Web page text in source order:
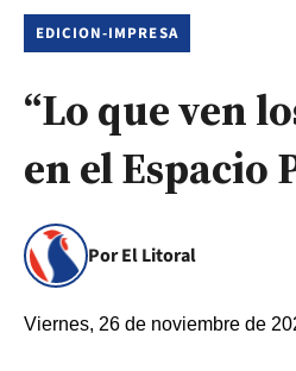
EDICION-IMPRESA
“Lo que ven
en el Espacio
Por El Litoral
Viernes, 26 de noviembre de